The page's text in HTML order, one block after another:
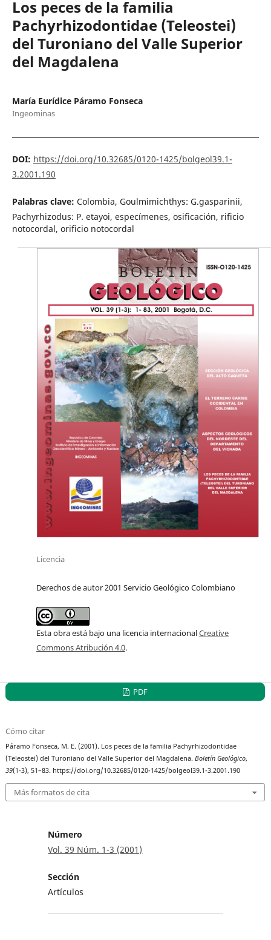
Los peces de la familia
Pachyrhizodontidae (Teleostei)
del Turoniano del Valle Superior
del Magdalena
María Eurídice Páramo Fonseca
Ingeominas
DOI: https://doi.org/10.32685/0120-1425/bolgeol39.1-
3.2001.190
Palabras clave: Colombia, Goulmimichthys: G.gasparinii,
Pachyrhizodus: P. etayoi, especímenes, osificación, rificio
notocordal, orificio notocordal
Licencia
Derechos de autor 2001 Servicio Geológico Colombiano
Esta obra está bajo una licencia internacionalCreative
Commons Atribución 4.0.
PDF
Cómo citar
Páramo Fonseca, M. E. (2001). Los peces de la familia Pachyrhizodontidae
(Teleostei) del Turoniano del Valle Superior del Magdalena.Boletín Geológico,
39(1-3), 51–83. https://doi.org/10.32685/0120-1425/bolgeol39.1-3.2001.190
Más formatos de cita
Número
Vol. 39 Núm. 1-3 (2001)
Sección
Artículos